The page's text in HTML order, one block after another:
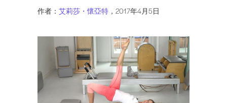
作者： 艾莉莎・懷亞特 ，2017年4月5日